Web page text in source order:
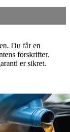
Du får en
forskrifter.
er sikret.